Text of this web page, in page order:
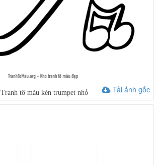
Tải ảnh gốc
Tranh tô màu kèn trumpet nhỏ